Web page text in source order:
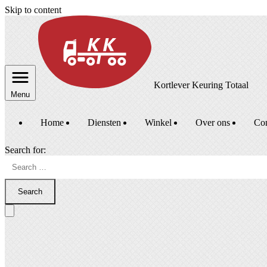
Skip to content
Menu
Kortlever Keuring Totaal
Home Diensten Winkel Over ons
Search for:
Search